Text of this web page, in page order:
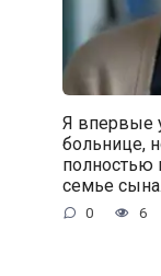
Я впервые
больнице,
полностью
семье сына.
0 6